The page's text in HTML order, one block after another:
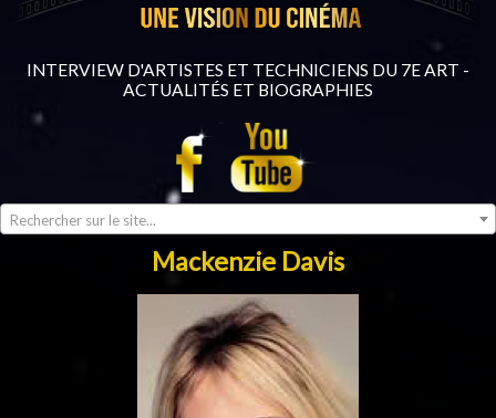
INTERVIEW D'ARTISTES ET TECHNICIENS DU 7E ART -
ACTUALITÉS ET BIOGRAPHIES
Rechercher sur le site...
Mackenzie Davis